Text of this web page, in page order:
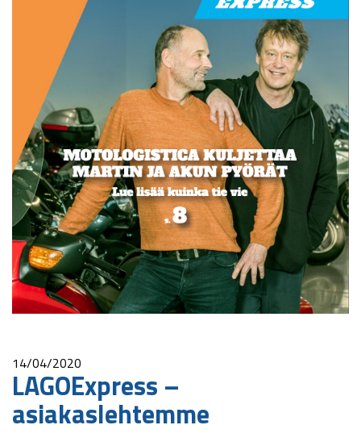
14/04/2020
LAGOExpress –
asiakaslehtemme